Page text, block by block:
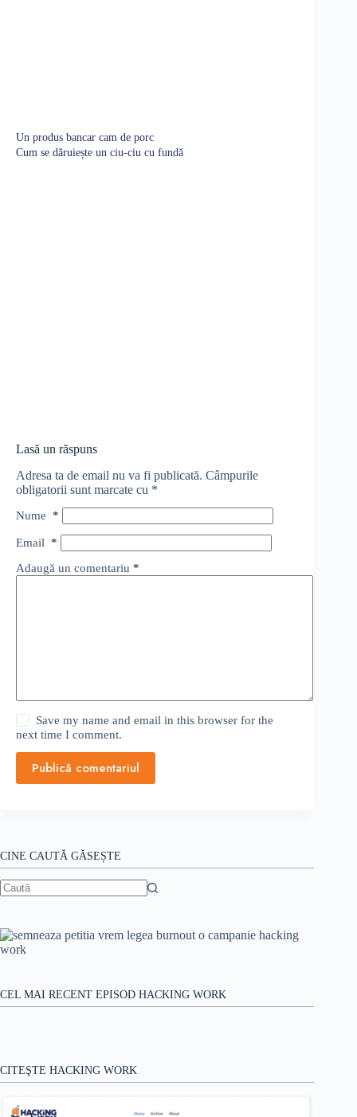
Un produs bancar cam de porc
Cum se dăruiește un ciu-ciu cu fundă
Lasă un răspuns
Adresa ta de email nu va fi publicată. Câmpurile
obligatorii sunt marcate cu *
Nume *
Email *
Adaugă un comentariu *
Save my name and email in this browser for the
next time I comment.
Publică comentariul
CINE CAUTĂ GĂSEȘTE
CEL MAI RECENT EPISOD HACKING WORK
CITEŞTE HACKING WORK